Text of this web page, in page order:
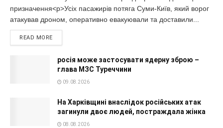
призначення<p>Усіх пасажирів потяга Суми-Київ, який ворог
атакував дроном, оперативно евакуювали та доставили...
READ MORE
росія може застосувати ядерну зброю –
глава МЗС Туреччини
09.08.2026
На Харківщині внаслідок російських атак
загинули двоє людей, постраждала жінка
08.08.2026